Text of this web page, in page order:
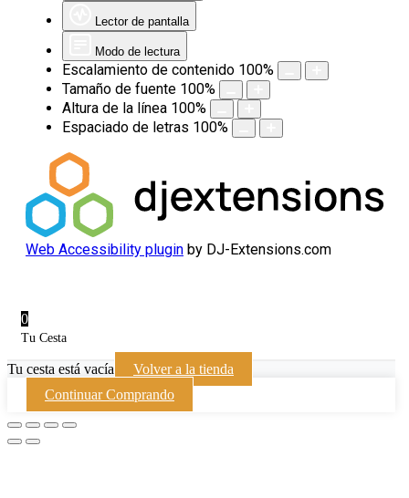
Lector de pantalla
Modo de lectura
Escalamiento de contenido 100%
Tamaño de fuente 100%
Altura de la línea 100%
Espaciado de letras 100%
Web Accessibility plugin by DJ-Extensions.com
0
Tu Cesta
Tu cesta está vacía
Volver a la tienda
Continuar Comprando